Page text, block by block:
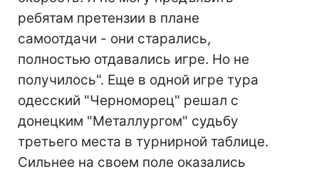
ребятам претензии в плане
самоотдачи - они старались,
полностью отдавались игре. Но не
получилось". Еще в одной игре тура
одесский "Черноморец" решал с
донецким "Металлургом" судьбу
третьего места в турнирной таблице.
Сильнее на своем поле оказались